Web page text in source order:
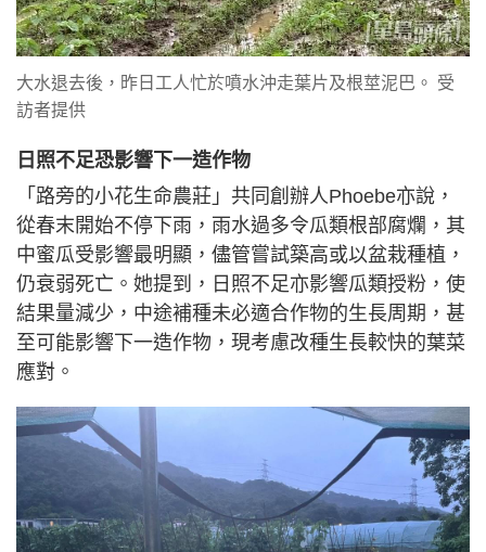
大水退去後，昨日工人忙於噴水沖走葉片及根莖泥巴。 受
訪者提供
日照不足恐影響下一造作物
「路旁的小花生命農莊」共同創辦人Phoebe亦說，
從春末開始不停下雨，雨水過多令瓜類根部腐爛，其
中蜜瓜受影響最明顯，儘管嘗試築高或以盆栽種植，
仍衰弱死亡。她提到，日照不足亦影響瓜類授粉，使
結果量減少，中途補種未必適合作物的生長周期，甚
至可能影響下一造作物，現考慮改種生長較快的葉菜
應對。